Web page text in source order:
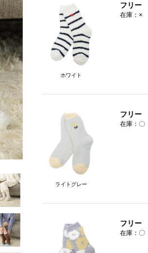
ホワイト
フリー
在庫：×
ライトグレー
フリー
在庫：〇
フリー
在庫：〇